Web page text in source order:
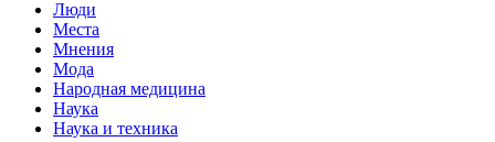
Люди
Места
Мнения
Мода
Народная медицина
Наука
Наука и техника